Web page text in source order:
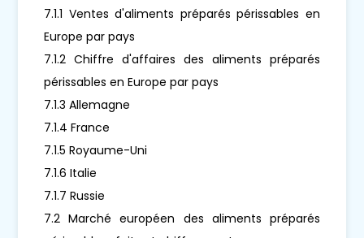
7.1.1 Ventes d'aliments préparés périssables en
Europe par pays
7.1.2 Chiffre d'affaires des aliments préparés
périssables en Europe par pays
7.1.3 Allemagne
7.1.4 France
7.1.5 Royaume-Uni
7.1.6 Italie
7.1.7 Russie
7.2 Marché européen des aliments préparés